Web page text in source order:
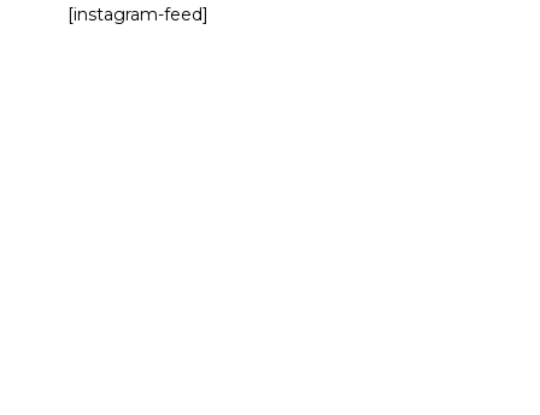
[instagram-feed]